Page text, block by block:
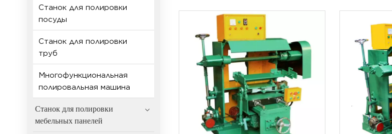
Станок для полировки
посуды
Станок для полировки
труб
Многофункциональная
полировальная машина
Станок для полировки
мебельных панелей